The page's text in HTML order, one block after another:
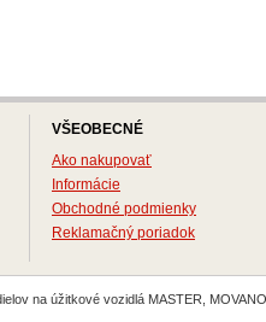
VŠEOBECNÉ
Ako nakupovať
Informácie
Obchodné podmienky
Reklamačný poriadok
na úžitkové vozidlá MASTER,